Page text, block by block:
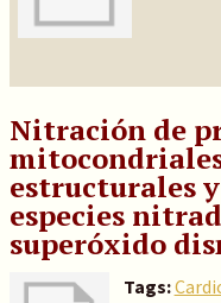
Nitración de
estructurales
especies
superóxido
Tags: